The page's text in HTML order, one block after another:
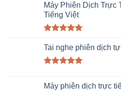
Máy Phiên Dịch Trực
Tiếng Việt
out of 5
Tai nghe phiên dịch
Máy phiên dịch trực